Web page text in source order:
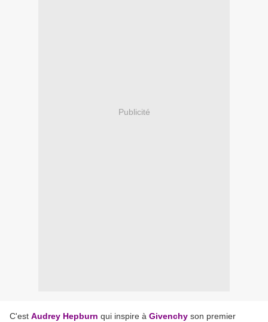
Publicité
C'est Audrey Hepburn qui inspire à Givenchy son premier